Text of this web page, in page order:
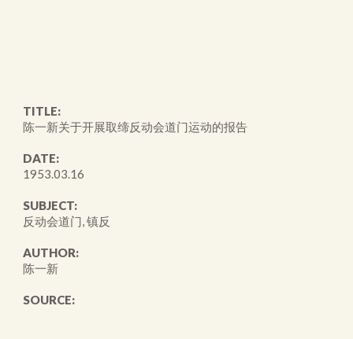
TITLE:
陈一新关于开展取缔反动会道门运动的报告
DATE:
1953.03.16
SUBJECT:
反动会道门, 镇反
AUTHOR:
陈一新
SOURCE: